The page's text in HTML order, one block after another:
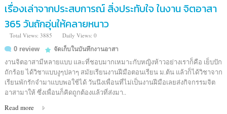
เรื่องเล่าจากประสบการณ์ สิ่งประทับใจ ในงาน จิตอาสา
365 วันถักอุ่นให้คลายหนาว
Total Views: 3885
Daily Views: 0
0 review
จัดเก็บในบันทึกงานอาสา
งานจิตอาสามีหลายแบบ และที่ชอบมากเหมาะกับหญิงห้าวอย่างเราก็คือ เย็บปัก
ถักร้อย ได้วิชาแบบงูๆปลาๆ สมัยเรียนงานฝีมือตอนเรียน ม.ต้น แล้วก็ได้วิชาจาก
เรียนพักรักจำมาแบบพอใช้ได้ วันนึงเพื่อนที่ไม่เป็นงานฝีมือเลยส่งกิจกรรมจิต
อาสามาให้ ซึ่งเพื่อนก็คิดถูกต้องแล้วที่ส่งมา..
Read more